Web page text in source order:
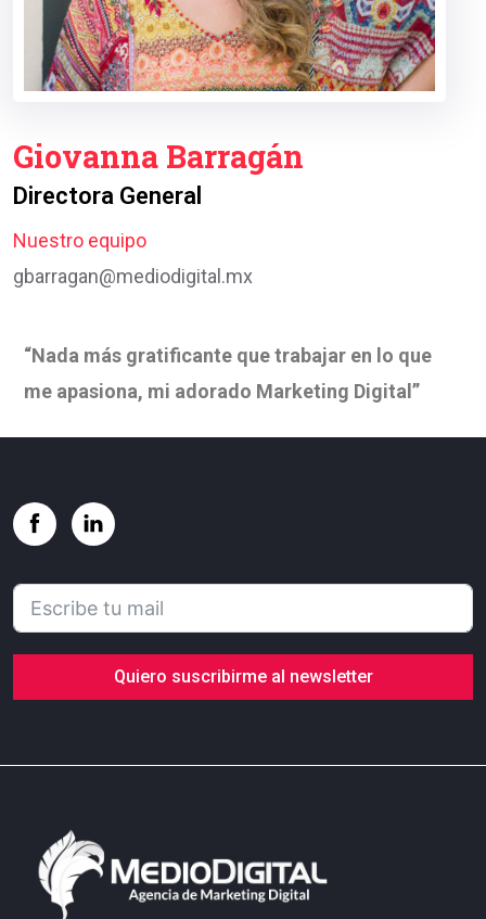
Giovanna Barragán
Directora General
Nuestro equipo
gbarragan@mediodigital.mx
“Nada más gratificante que trabajar en lo que
me apasiona, mi adorado Marketing Digital”
Quiero suscribirme al newsletter